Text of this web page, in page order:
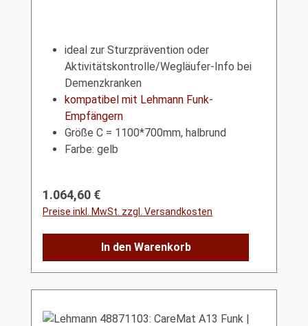
ideal zur Sturzprävention oder
Aktivitätskontrolle/Wegläufer-Info bei
Demenzkranken
kompatibel mit Lehmann Funk-
Empfängern
Größe C = 1100*700mm, halbrund
Farbe: gelb
Regulärer Preis:
1.064,60 €
Preise inkl. MwSt. zzgl. Versandkosten
In den Warenkorb